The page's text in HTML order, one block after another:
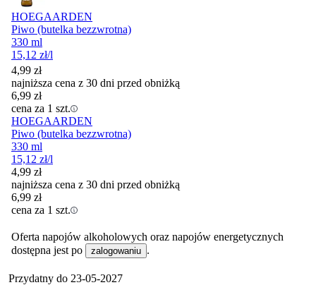
HOEGAARDEN
Piwo (butelka bezzwrotna)
330 ml
15,12 zł/l
4,99 zł
najniższa cena z 30 dni przed obniżką
6,99 zł
cena za 1 szt.
HOEGAARDEN
Piwo (butelka bezzwrotna)
330 ml
15,12 zł/l
4,99 zł
najniższa cena z 30 dni przed obniżką
6,99 zł
cena za 1 szt.
Oferta napojów alkoholowych oraz napojów energetycznych
dostępna jest po
zalogowaniu .
Przydatny do 23-05-2027